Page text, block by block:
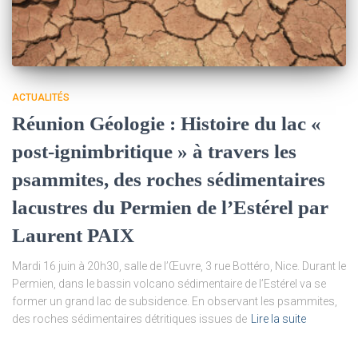
ACTUALITÉS
Réunion Géologie : Histoire du lac «
post-ignimbritique » à travers les
psammites, des roches sédimentaires
lacustres du Permien de l’Estérel par
Laurent PAIX
Mardi 16 juin à 20h30, salle de l’Œuvre, 3 rue Bottéro, Nice. Durant le
Permien, dans le bassin volcano sédimentaire de l’Estérel va se
former un grand lac de subsidence. En observant les psammites,
des roches sédimentaires détritiques issues de
Lire la suite